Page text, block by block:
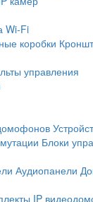
Wi-Fi
коробки
управления
Блоки
Аудиопанели
IP